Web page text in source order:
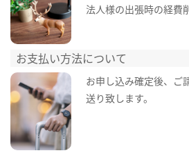
法人様の出張時の経費
お支払い方法について
お申し込み確定後、ご
送り致します。